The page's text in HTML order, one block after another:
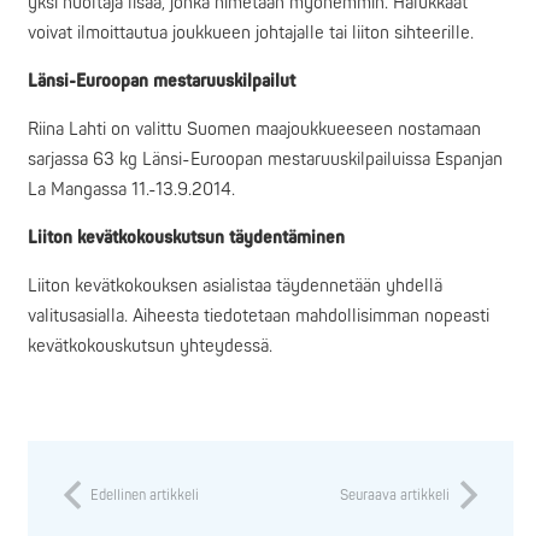
voivat ilmoittautua joukkueen johtajalle tai liiton sihteerille.
Länsi-Euroopan mestaruuskilpailut
Riina Lahti on valittu Suomen maajoukkueeseen nostamaan
sarjassa 63 kg Länsi-Euroopan mestaruuskilpailuissa Espanjan
La Mangassa 11.-13.9.2014.
Liiton kevätkokouskutsun täydentäminen
Liiton kevätkokouksen asialistaa täydennetään yhdellä
valitusasialla. Aiheesta tiedotetaan mahdollisimman nopeasti
kevätkokouskutsun yhteydessä.
Edellinen artikkeli Seuraava artikkeli